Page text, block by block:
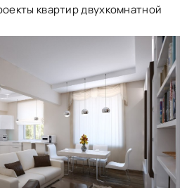
квартир двухкомнатной